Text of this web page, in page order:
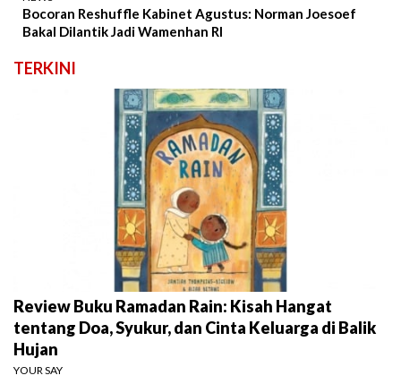
Bocoran Reshuffle Kabinet Agustus: Norman Joesoef
Bakal Dilantik Jadi Wamenhan RI
TERKINI
Review Buku Ramadan Rain: Kisah Hangat
tentang Doa, Syukur, dan Cinta Keluarga di Balik
Hujan
YOUR SAY